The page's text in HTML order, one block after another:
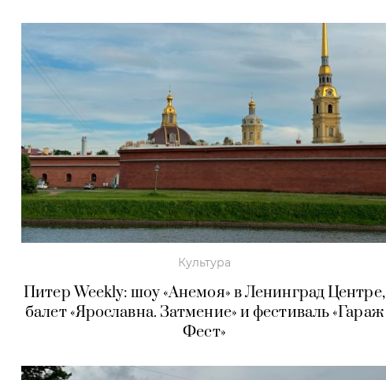
Культура
Питер Weekly: шоу «Анемоя» в Ленинград Центре,
балет «Ярославна. Затмение» и фестиваль «Гараж
Фест»